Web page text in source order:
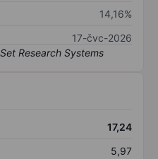
14,16%
17-čvc-2026
17,24
5,97